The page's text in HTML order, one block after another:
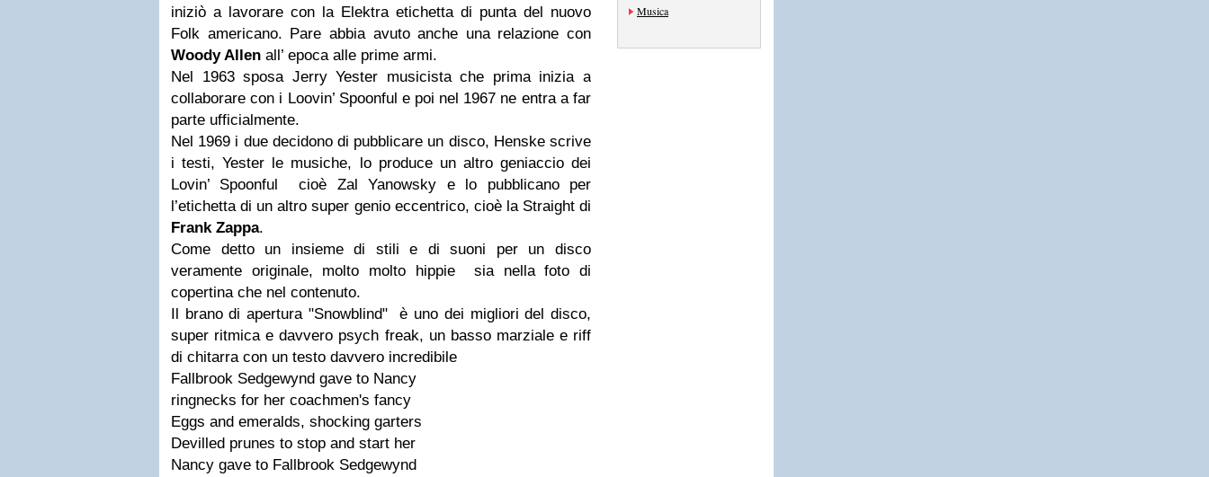
iniziò a lavorare con la Elektra etichetta di punta del nuovo
Folk americano. Pare abbia avuto anche una relazione con
Woody Allen all’ epoca alle prime armi.
Nel 1963 sposa Jerry Yester musicista che prima inizia a
collaborare con i Loovin’ Spoonful e poi nel 1967 ne entra a far
parte ufficialmente.
Nel 1969 i due decidono di pubblicare un disco, Henske scrive
i testi, Yester le musiche, lo produce un altro geniaccio dei
Lovin’ Spoonful cioè Zal Yanowsky e lo pubblicano per
l’etichetta di un altro super genio eccentrico, cioè la Straight di
Frank Zappa.
Come detto un insieme di stili e di suoni per un disco
veramente originale, molto molto hippie sia nella foto di
copertina che nel contenuto.
Il brano di apertura "Snowblind" è uno dei migliori del disco,
super ritmica e davvero psych freak, un basso marziale e riff
di chitarra con un testo davvero incredibile
Fallbrook Sedgewynd gave to Nancy
ringnecks for her coachmen's fancy
Eggs and emeralds, shocking garters
Devilled prunes to stop and start her
Nancy gave to Fallbrook Sedgewynd
Musica